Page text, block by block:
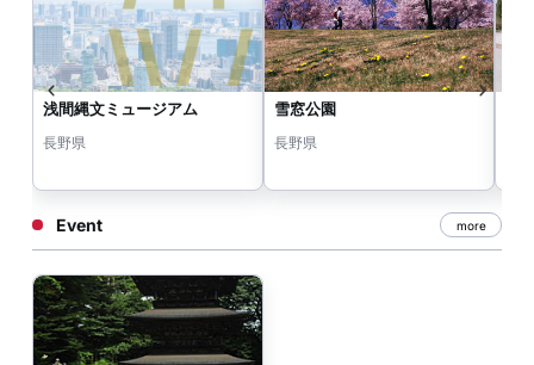
浅間縄文ミュージアム
長野県
雪窓公園
長野県
Event more